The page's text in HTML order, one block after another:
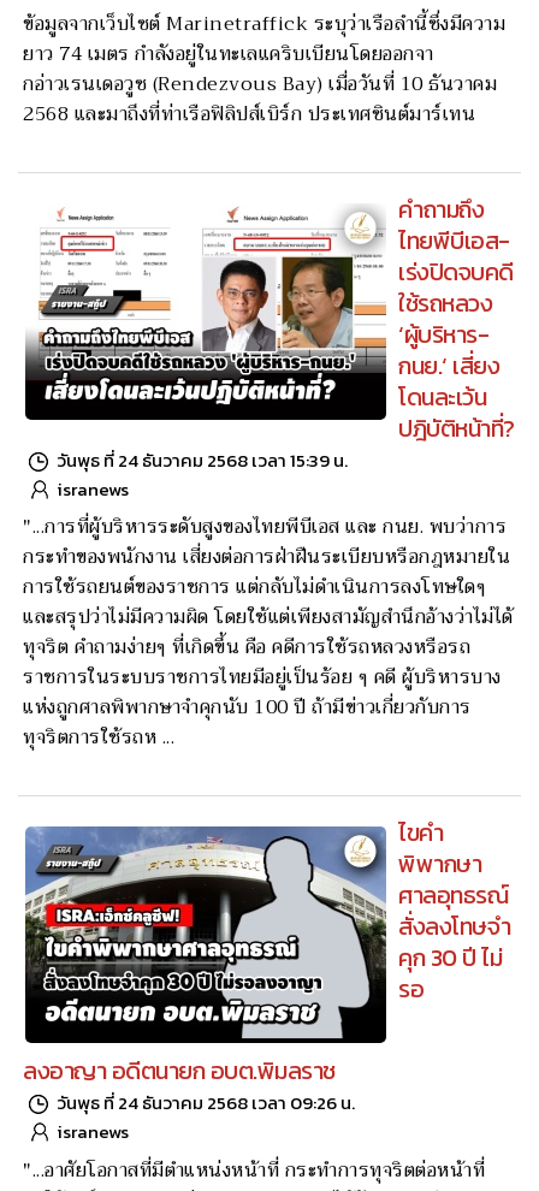
ข้อมูลจากเว็บไซต์ Marinetraffick ระบุว่าเรือลำนี้ซึ่งมีความ
ยาว 74 เมตร กำลังอยู่ในทะเลแคริบเบียนโดยออกจา
กอ่าวเรนเดอวูซ (Rendezvous Bay) เมื่อวันที่ 10 ธันวาคม
2568 และมาถึงที่ท่าเรือฟิลิปส์เบิร์ก ประเทศซินต์มาร์เทน
คำถามถึง
ไทยพีบีเอส-
เร่งปิดจบคดี
ใช้รถหลวง
‘ผู้บริหาร-
กนย.‘ เสี่ยง
โดนละเว้น
ปฎิบัติหน้าที่?
วันพุธ ที่ 24 ธันวาคม 2568 เวลา 15:39 น.
isranews
"...การที่ผู้บริหารระดับสูงของไทยพีบีเอส และ กนย. พบว่าการ
กระทำของพนักงาน เสี่ยงต่อการฝ่าฝืนระเบียบหรือกฎหมายใน
การใช้รถยนต์ของราชการ แต่กลับไม่ดำเนินการลงโทษใดๆ
และสรุปว่าไม่มีความผิด โดยใช้แต่เพียงสามัญสำนึกอ้างว่าไม่ได้
ทุจริต คำถามง่ายๆ ที่เกิดขึ้น คือ คดีการใช้รถหลวงหรือรถ
ราชการในระบบราชการไทยมีอยู่เป็นร้อย ๆ คดี ผู้บริหารบาง
แห่งถูกศาลพิพากษาจำคุกนับ 100 ปี ถ้ามีข่าวเกี่ยวกับการ
ทุจริตการใช้รถห ...
ไขคำ
พิพากษา
ศาลอุทธรณ์
สั่งลงโทษจำ
คุก 30 ปี ไม่
รอ
ลงอาญา อดีตนายก อบต.พิมลราช
วันพุธ ที่ 24 ธันวาคม 2568 เวลา 09:26 น.
isranews
"...อาศัยโอกาสที่มีตำแหน่งหน้าที่ กระทำการทุจริตต่อหน้าที่